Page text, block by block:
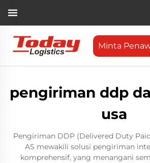
Minta
pengiriman ddp
usa
Pengiriman DDP (Delivered Duty
AS mewakili solusi pengiriman
komprehensif, yang menangani